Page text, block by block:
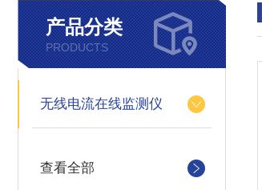
产品分类
PRODUCTS
无线电流在线监测仪
查看全部